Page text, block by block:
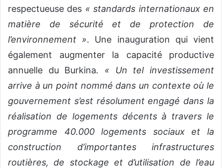
respectueuse des « standards internationaux en
matière de sécurité et de protection de
l’environnement ». Une inauguration qui vient
également augmenter la capacité productive
annuelle du Burkina. « Un tel investissement
arrive à un point nommé dans un contexte où le
gouvernement s’est résolument engagé dans la
réalisation de logements décents à travers le
programme 40.000 logements sociaux et la
construction d’importantes infrastructures
routières, de stockage et d’utilisation de l’eau